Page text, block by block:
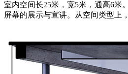
室内空间长25米，宽5米，通高6米
屏幕的展示与宣讲。从空间类型上